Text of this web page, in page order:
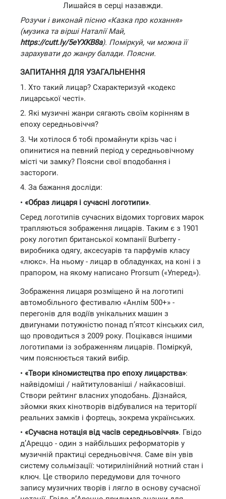
Лишайся в серці назавжди.
Розучи і виконай пісню «Казка про кохання»
(музика та вірші Наталії Май,
https://cutt.ly/5eYXKB8a). Поміркуй, чи можна її
зарахувати до жанру балади. Поясни.
ЗАПИТАННЯ ДЛЯ УЗАГАЛЬНЕННЯ
1. Хто такий лицар? Схарактеризуй «кодекс
лицарської честі».
2. Які музичні жанри сягають своїм корінням в
епоху середньовіччя?
3. Чи хотілося б тобі промайнути крізь час і
опинитися на певний період у середньовічному
місті чи замку? Поясни свої вподобання і
застороги.
4. За бажання досліди:
• «Образ лицаря і сучасні логотипи».
Серед логотипів сучасних відомих торгових марок
трапляються зображення лицарів. Таким є з 1901
року логотип британської компанії Burberry -
виробника одягу, аксесуарів та парфумів класу
«люкс». На ньому - лицар в обладунках, на коні і з
прапором, на якому написано Prorsum («Уперед»).
Зображення лицаря розміщено й на логотипі
автомобільного фестивалю «Анлім 500+» -
перегонів для водіїв унікальних машин з
двигунами потужністю понад п’ятсот кінських сил,
що проводиться з 2009 року. Поцікався іншими
логотипами із зображенням лицарів. Поміркуй,
чим пояснюється такий вибір.
• «Твори кіномистецтва про епоху лицарства»:
найвідоміші / найтитулованіші / найкасовіші.
Створи рейтинг власних уподобань. Дізнайся,
зйомки яких кінотворів відбувалися на території
реальних замків і фортець, зокрема українських.
• «Сучасна нотація від часів середньовіччя». Гвідо
д’Ареццо - один з найбільших реформаторів у
музичній практиці середньовіччя. Саме він увів
систему сольмізації: чотирилінійний нотний стан і
ключ. Це створило передумови для точного
запису музичних творів і лягло в основу сучасної